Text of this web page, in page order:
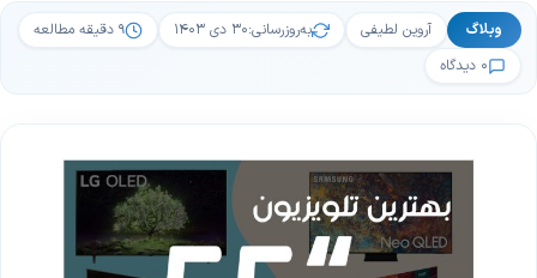
وبلاگ آروین لطیفی به‌روزرسانی:۳۰ دی ۱۴۰۳
۹ دقیقه مطالعه
۰ دیدگاه